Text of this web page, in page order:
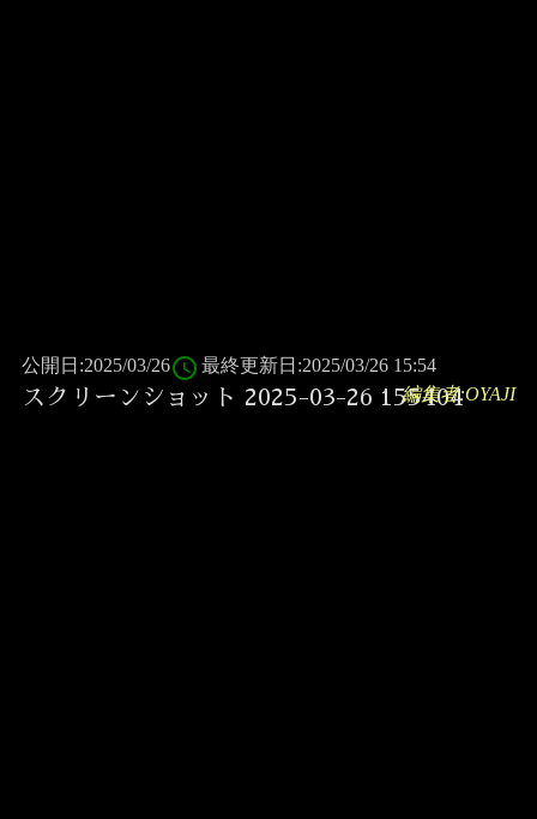
公開日:2025/03/26access_time 最終更新日:2025/03/26 15:54
スクリーンショット 2025-03-26 155404
編集者:OYAJI